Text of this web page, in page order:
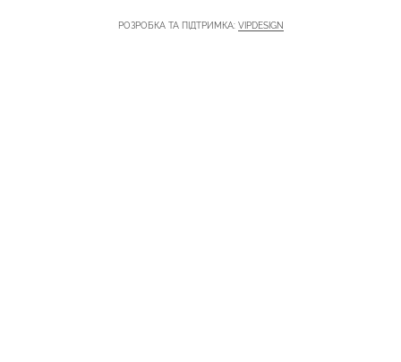
РОЗРОБКА ТА ПІДТРИМКА: VIPDESIGN